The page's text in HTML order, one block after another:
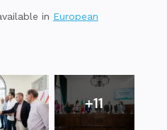
in European
+11